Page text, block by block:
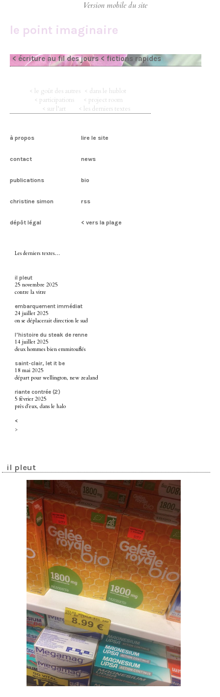
le point imaginaire
< écriture au fil des jours < fictions rapides
< le goût des autres < dans le hublot
< participations
< project room
< sur l’art
< les derniers textes
à propos lire le site
contact news
publications bio
christine simon rss
dépôt légal < vers la plage
Les derniers textes…
il pleut
25 novembre 2025
contre la vitre
embarquement immédiat
24 juillet 2025
on se déplacerait direction le sud
l’histoire du steak de renne
14 juillet 2025
deux hommes bien emmitouflés
saint-clair, let it be
18 mai 2025
départ pour wellington, new zealand
riante contrée (2)
5 février 2025
près d’eux, dans le halo
<
>
il pleut